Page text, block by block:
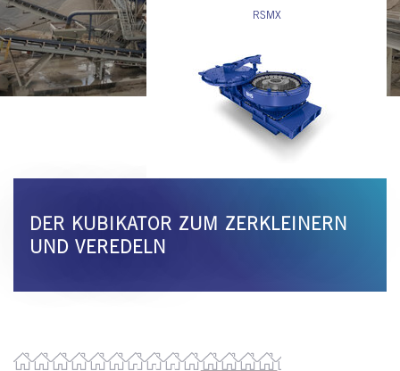
DER KUBIKATOR ZUM ZERKLEINERN
UND VEREDELN
RSMX